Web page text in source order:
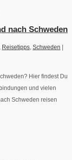
nach Schweden
, Reisetipps, Schweden
Hier findest Du
und vielen
Schweden reisen